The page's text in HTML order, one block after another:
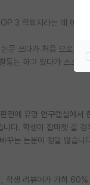
3 학회지라는 데 이견이
문 쓰다가 처음 으로
동는 하고 있다가 스스
에 유명 연구랩실에서
니다. 학생이 잡마켓 갈
꾸는 논문이 정말 많습
생 리뷰어가 가히 60%